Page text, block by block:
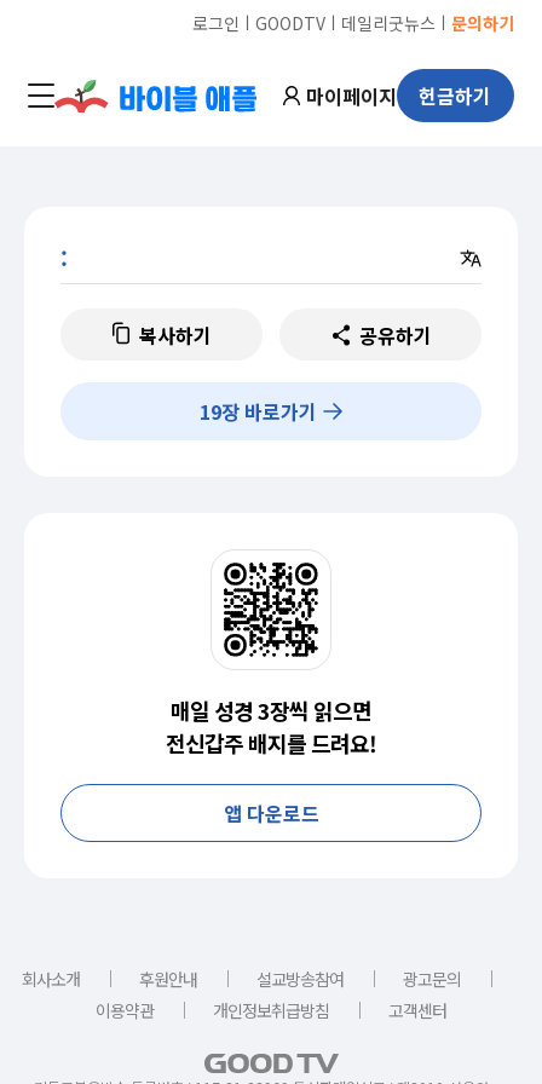
로그인 ㅣ GOODTVㅣ 데일리굿뉴스 ㅣ 문의하기
마이페이지 헌금하기
:
복사하기 공유하기
19장 바로가기
매일 성경 3장씩 읽으면
전신갑주 배지를 드려요!
앱 다운로드
회사소개 ｜ 후원안내 ｜ 설교방송참여 ｜ 광고문의
｜
이용약관
｜ 개인정보취급방침 ｜ 고객센터